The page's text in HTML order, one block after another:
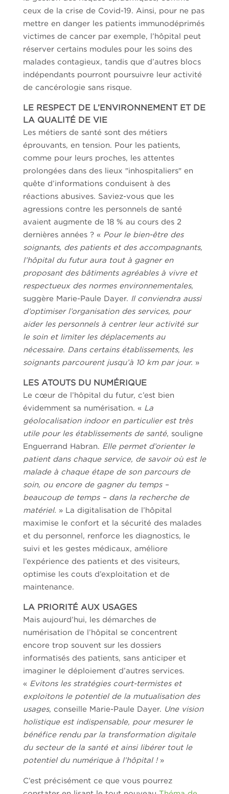
ceux de la crise de Covid-19. Ainsi, pour ne pas
mettre en danger les patients immunodéprimés
victimes de cancer par exemple, l’hôpital peut
réserver certains modules pour les soins des
malades contagieux, tandis que d’autres blocs
indépendants pourront poursuivre leur activité
de cancérologie sans risque.
LE RESPECT DE L’ENVIRONNEMENT ET DE
LA QUALITÉ DE VIE
Les métiers de santé sont des métiers
éprouvants, en tension. Pour les patients,
comme pour leurs proches, les attentes
prolongées dans des lieux ″inhospitaliers″ en
quête d’informations conduisent à des
réactions abusives. Saviez-vous que les
agressions contre les personnels de santé
avaient augmente de 18 % au cours des 2
dernières années ? « Pour le bien-être des
soignants, des patients et des accompagnants,
l’hôpital du futur aura tout à gagner en
proposant des bâtiments agréables à vivre et
respectueux des normes environnementales,
suggère Marie-Paule Dayer.
Il conviendra aussi
d’optimiser l’organisation des services, pour
aider les personnels à centrer leur activité sur
le soin et limiter les déplacements au
nécessaire. Dans certains établissements, les
soignants parcourent jusqu’à 10 km par jour. »
LES ATOUTS DU NUMÉRIQUE
Le cœur de l’hôpital du futur, c’est bien
évidemment sa numérisation. « La
géolocalisation indoor en particulier est très
utile pour les établissements de santé, souligne
Enguerrand Habran.
Elle permet d’orienter le
patient dans chaque service, de savoir où est le
malade à chaque étape de son parcours de
soin, ou encore de gagner du temps –
beaucoup de temps – dans la recherche de
matériel. » La digitalisation de l’hôpital
maximise le confort et la sécurité des malades
et du personnel, renforce les diagnostics, le
suivi et les gestes médicaux, améliore
l’expérience des patients et des visiteurs,
optimise les couts d’exploitation et de
maintenance.
LA PRIORITÉ AUX USAGES
Mais aujourd’hui, les démarches de
numérisation de l’hôpital se concentrent
encore trop souvent sur les dossiers
informatisés des patients, sans anticiper et
imaginer le déploiement d’autres services.
« Evitons les stratégies court-termistes et
exploitons le potentiel de la mutualisation des
usages, conseille Marie-Paule Dayer.
Une vision
holistique est indispensable, pour mesurer le
bénéfice rendu par la transformation digitale
du secteur de la santé et ainsi libérer tout le
potentiel du numérique à l’hôpital ! »
C’est précisément ce que vous pourrez